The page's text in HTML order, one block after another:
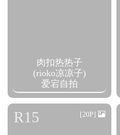
肉扣热热子
(rioko凉凉子)
爱宕自拍
R15 [20P]